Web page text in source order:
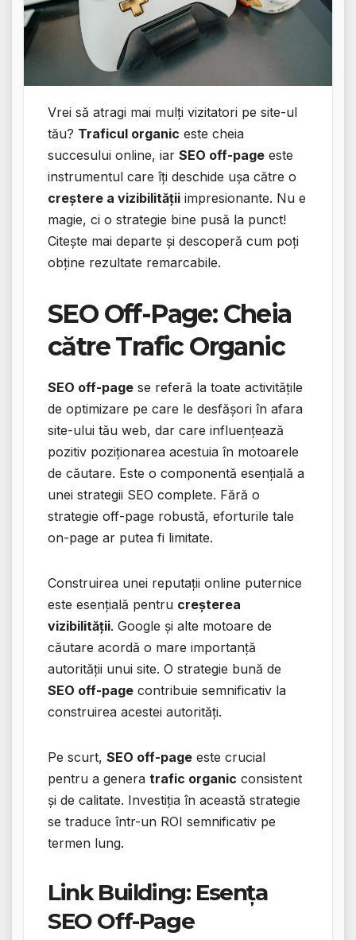
Vrei să atragi mai mulți vizitatori pe site-ul
tău? Traficul organic este cheia
succesului online, iar SEO off-page este
instrumentul care îți deschide ușa către o
creștere a vizibilității impresionante. Nu e
magie, ci o strategie bine pusă la punct!
Citește mai departe și descoperă cum poți
obține rezultate remarcabile.
SEO Off-Page: Cheia
către Trafic Organic
SEO off-page se referă la toate activitățile
de optimizare pe care le desfășori în afara
site-ului tău web, dar care influențează
pozitiv poziționarea acestuia în motoarele
de căutare. Este o componentă esențială a
unei strategii SEO complete. Fără o
strategie off-page robustă, eforturile tale
on-page ar putea fi limitate.
Construirea unei reputații online puternice
este esențială pentru creșterea
vizibilității. Google și alte motoare de
căutare acordă o mare importanță
autorității unui site. O strategie bună de
SEO off-page contribuie semnificativ la
construirea acestei autorități.
Pe scurt, SEO off-page este crucial
pentru a genera trafic organic consistent
și de calitate. Investiția în această strategie
se traduce într-un ROI semnificativ pe
termen lung.
Link Building: Esența
SEO Off-Page